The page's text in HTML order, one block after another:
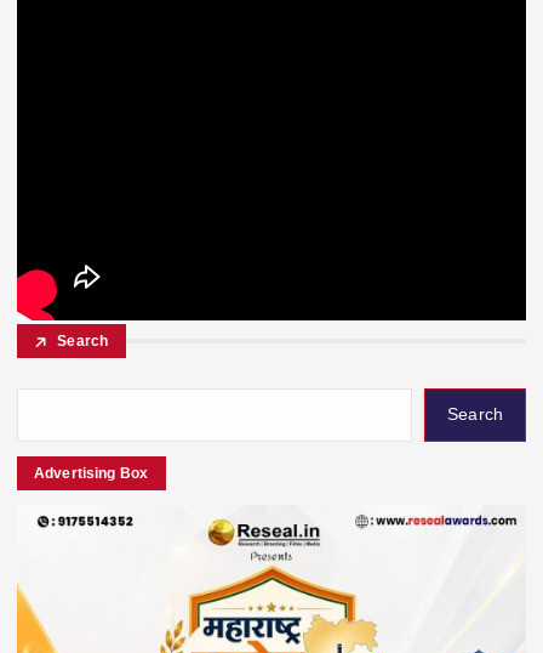
Search
Search
Advertising Box